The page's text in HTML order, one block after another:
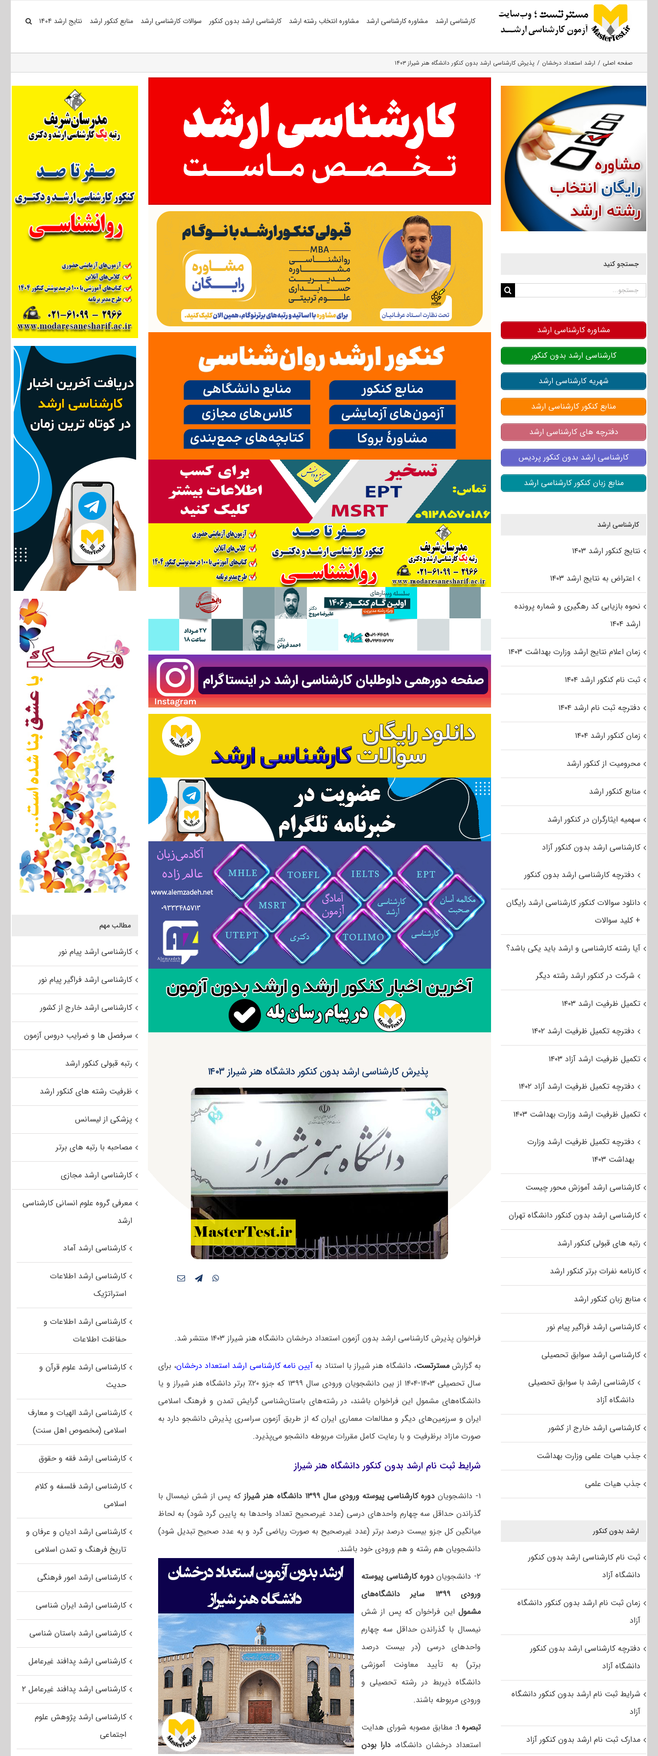
کارشناسی ارشد مشاوره کارشناسی ارشد مشاوره انتخاب رشته ارشد کارشناسی ارشد بدون کنکور سوالات کارشناسی ارشد منابع کنکور ارشد نتایج ارشد ۱۴۰۴
صفحه اصلی ارشد استعداد درخشان پذیرش کارشناسی ارشد بدون کنکور دانشگاه هنر شیراز ۱۴۰۳
پذیرش کارشناسی ارشد بدون کنکور دانشگاه هنر شیراز ۱۴۰۳
فراخوان پذیرش کارشناسی ارشد بدون آزمون استعداد درخشان دانشگاه هنر شیراز ۱۴۰۳ منتشر شد.
به گزارشمسترتست، دانشگاه هنر شیراز با استناد به آیین نامه کارشناسی ارشد استعداد درخشان، برای
سال تحصیلی ۱۴۰۳-۱۴۰۴ از بین دانشجویان ورودی سال ۱۳۹۹ که جزو ۲۰٪ برتر دانشگاه هنر شیراز و یا
دانشگاه‌های مشمول این فراخوان باشند، در رشته‌های باستان‌شناسی گرایش تمدن و فرهنگ اسلامی
ایران و سرزمین‌های دیگر و مطالعات معماری ایران که از طریق آزمون سراسری پذیرش دانشجو دارد به
صورت مازاد برظرفیت و با رعایت کامل مقررات مربوطه دانشجو می‌پذیرد.
شرایط ثبت نام ارشد بدون کنکور دانشگاه هنر شیراز
۱- دانشجویان دوره کارشناسی پیوسته ورودی سال ۱۳۹۹ دانشگاه هنر شیراز
که پس از شش نیمسال با
گذراندن حداقل سه چهارم واحدهای درسی (عدد غیرصحیح تعداد واحدها به پایین گرد شود) به لحاظ
میانگین کل جزو بیست درصد برتر (عدد غیرصحیح به صورت ریاضی گرد و به عدد صحیح تبدیل شود)
دانشجویان هم رشته و هم ورودی خود باشند.
۲- دانشجویان
دوره کارشناسی پیوسته
ورودی ۱۳۹۹ سایر دانشگاه‌های
مشمولاین فراخوان که پس از شش
نیمسال با گذراندن حداقل سه چهارم
واحدهای درسی (در بیست درصد
برتر) به تأیید معاونت آموزشی
دانشگاه ذیربط در رشته تحصیلی و
ورودی مربوطه باشند.
تبصره ۱: مطابق مصوبه شورای هدایت
استعداد درخشان دانشگاه،دارا بودن
مطالب مهم
کارشناسی ارشد پیام نور
کارشناسی ارشد فراگیر پیام نور
کارشناسی ارشد خارج از کشور
سرفصل ها و ضرایب دروس آزمون
رتبه قبولی کنکور ارشد
ظرفیت رشته های کنکور ارشد
پزشکی از لیسانس
مصاحبه با رتبه های برتر
کارشناسی ارشد مجازی
معرفی گروه علوم انسانی کارشناسی
ارشد
کارشناسی ارشد آماد
کارشناسی ارشد اطلاعات
استراتژیک
کارشناسی ارشد اطلاعات و
حفاظت اطلاعات
کارشناسی ارشد علوم قرآن و
حدیث
کارشناسی ارشد الهیات و معارف
اسلامی (مخصوص اهل سنت)
کارشناسی ارشد فقه و حقوق
کارشناسی ارشد فلسفه و کلام
اسلامی
کارشناسی ارشد ادیان و عرفان و
تاریخ فرهنگ و تمدن اسلامی
کارشناسی ارشد امور فرهنگی
کارشناسی ارشد ایران شناسی
کارشناسی ارشد باستان شناسی
کارشناسی ارشد پدافند غیرعامل
کارشناسی ارشد پدافند غیرعامل ۲
کارشناسی ارشد پژوهش علوم
اجتماعی
جستجو کنید
جستجو
مشاوره کارشناسی ارشد
کارشناسی ارشد بدون کنکور
شهریه کارشناسی ارشد
منابع کنکور کارشناسی ارشد
دفترچه های کارشناسی ارشد
کارشناسی ارشد بدون کنکور پردیس
منابع زبان کنکور کارشناسی ارشد
کارشناسی ارشد
نتایج کنکور ارشد ۱۴۰۳
اعتراض به نتایج ارشد ۱۴۰۳
نحوه بازیابی کد رهگیری و شماره پرونده
ارشد ۱۴۰۴
زمان اعلام نتایج ارشد وزارت بهداشت ۱۴۰۳
ثبت نام کنکور ارشد ۱۴۰۴
دفترچه ثبت نام ارشد ۱۴۰۴
زمان کنکور ارشد ۱۴۰۴
محرومیت از کنکور ارشد
منابع کنکور ارشد
سهمیه ایثارگران در کنکور ارشد
کارشناسی ارشد بدون کنکور آزاد
دفترچه کارشناسی ارشد بدون کنکور
دانلود سوالات کنکور کارشناسی ارشد رایگان
+ کلید سوالات
آیا رشته کارشناسی و ارشد باید یکی باشد؟
شرکت در کنکور ارشد رشته دیگر
تکمیل ظرفیت ارشد ۱۴۰۳
دفترچه تکمیل ظرفیت ارشد ۱۴۰۲
تکمیل ظرفیت ارشد آزاد ۱۴۰۳
دفترچه تکمیل ظرفیت ارشد آزاد ۱۴۰۲
تکمیل ظرفیت ارشد وزارت بهداشت ۱۴۰۳
دفترچه تکمیل ظرفیت ارشد وزارت
بهداشت ۱۴۰۳
کارشناسی ارشد آموزش محور چیست
کارشناسی ارشد بدون کنکور دانشگاه تهران
رتبه های قبولی کنکور ارشد
کارنامه نفرات برتر کنکور ارشد
منابع زبان کنکور ارشد
کارشناسی ارشد فراگیر پیام نور
کارشناسی ارشد سوابق تحصیلی
کارشناسی ارشد با سوابق تحصیلی
دانشگاه آزاد
کارشناسی ارشد خارج از کشور
جذب هیات علمی وزارت بهداشت
جذب هیات علمی
ارشد بدون کنکور
ثبت نام کارشناسی ارشد بدون کنکور
دانشگاه آزاد
زمان ثبت نام ارشد بدون کنکور دانشگاه
آزاد
دفترچه کارشناسی ارشد بدون کنکور
دانشگاه آزاد
شرایط ثبت نام ارشد بدون کنکور دانشگاه
آزاد
مدارک ثبت نام ارشد بدون کنکور آزاد